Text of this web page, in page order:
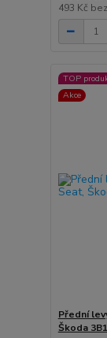
493 Kč
TOP
Akce
Přední
Škoda